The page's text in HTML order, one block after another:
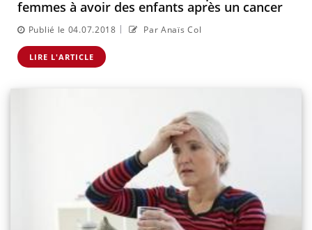
femmes à avoir des enfants après un cancer
Publié le 04.07.2018 | Par Anaïs Col
LIRE L'ARTICLE